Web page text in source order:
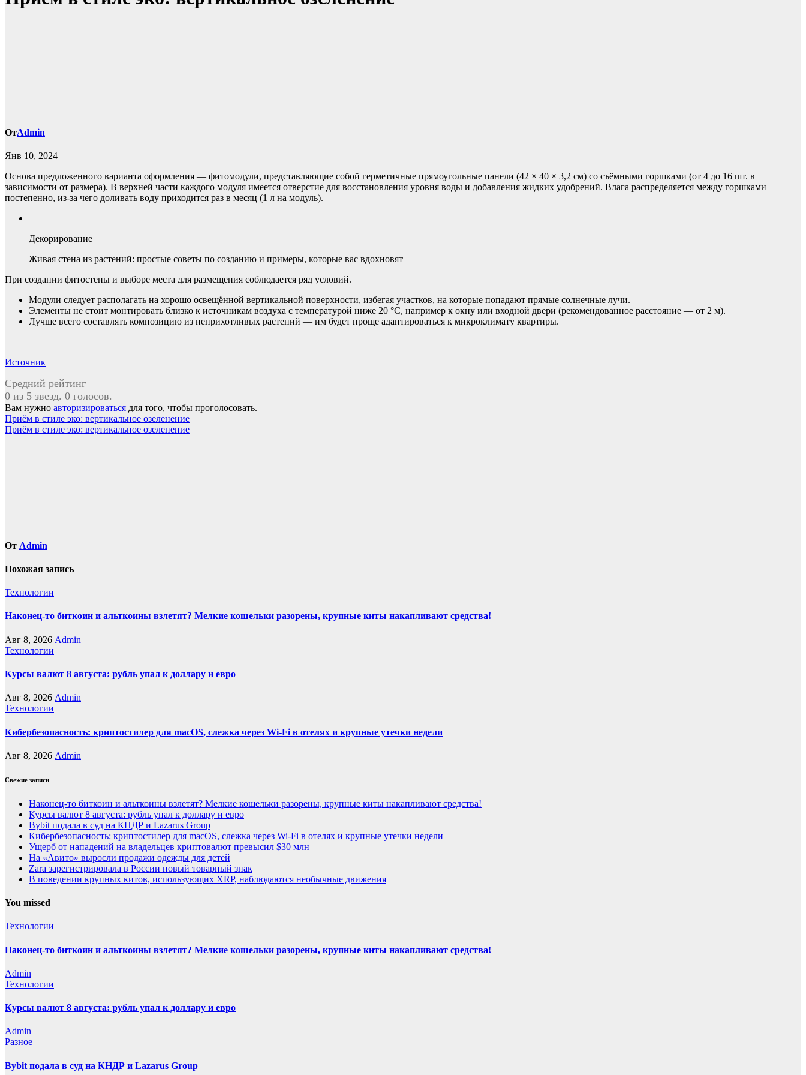
ОтAdmin
Янв 10, 2024
Основа предложенного варианта оформления — фитомодули, представляющие собой герметичные прямоугольные панели (42 × 40 × 3,2 см) со съёмными горшками (от 4 до 16 шт. в
зависимости от размера). В верхней части каждого модуля имеется отверстие для восстановления уровня воды и добавления жидких удобрений. Влага распределяется между горшками
постепенно, из-за чего доливать воду приходится раз в месяц (1 л на модуль).
Декорирование
Живая стена из растений: простые советы по созданию и примеры, которые вас вдохновят
При создании фитостены и выборе места для размещения соблюдается ряд условий.
Модули следует располагать на хорошо освещённой вертикальной поверхности, избегая участков, на которые попадают прямые солнечные лучи.
Элементы не стоит монтировать близко к источникам воздуха с температурой ниже 20 °С, например к окну или входной двери (рекомендованное расстояние — от 2 м).
Лучше всего составлять композицию из неприхотливых растений — им будет проще адаптироваться к микроклимату квартиры.
Источник
Средний рейтинг
0 из 5 звезд. 0 голосов.
Вам нужно авторизироваться для того, чтобы проголосовать.
Навигация
по
Приём в стиле эко: вертикальное озеленение
Приём в стиле эко: вертикальное озеленение
От Admin
Похожая запись
Технологии
Наконец-то биткоин и альткоины взлетят? Мелкие кошельки разорены, крупные киты накапливают средства!
Авг 8, 2026 Admin
Технологии
Курсы валют 8 августа: рубль упал к доллару и евро
Авг 8, 2026 Admin
Технологии
Кибербезопасность: криптостилер для macOS, слежка через Wi-Fi в отелях и крупные утечки недели
Авг 8, 2026 Admin
Свежие записи
Наконец-то биткоин и альткоины взлетят? Мелкие кошельки разорены, крупные киты накапливают средства!
Курсы валют 8 августа: рубль упал к доллару и евро
Bybit подала в суд на КНДР и Lazarus Group
Кибербезопасность: криптостилер для macOS, слежка через Wi-Fi в отелях и крупные утечки недели
Ущерб от нападений на владельцев криптовалют превысил $30 млн
На «Авито» выросли продажи одежды для детей
Zara зарегистрировала в России новый товарный знак
В поведении крупных китов, использующих XRP, наблюдаются необычные движения
You missed
Технологии
Наконец-то биткоин и альткоины взлетят? Мелкие кошельки разорены, крупные киты накапливают средства!
Admin
Технологии
Курсы валют 8 августа: рубль упал к доллару и евро
Admin
Разное
Bybit подала в суд на КНДР и Lazarus Group